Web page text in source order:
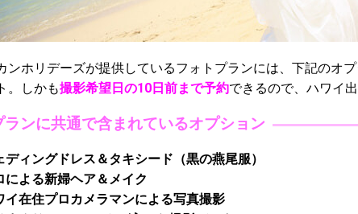
ンホリデーズが提供しているフォトプランには、下記のオ
。しかも撮影希望日の10日前まで予約できるので、ハワイ
ランに共通で含まれているオプション
ディングドレス＆タキシード（黒の燕尾服）
による新婦ヘア＆メイク
イ在住プロカメラマンによる写真撮影